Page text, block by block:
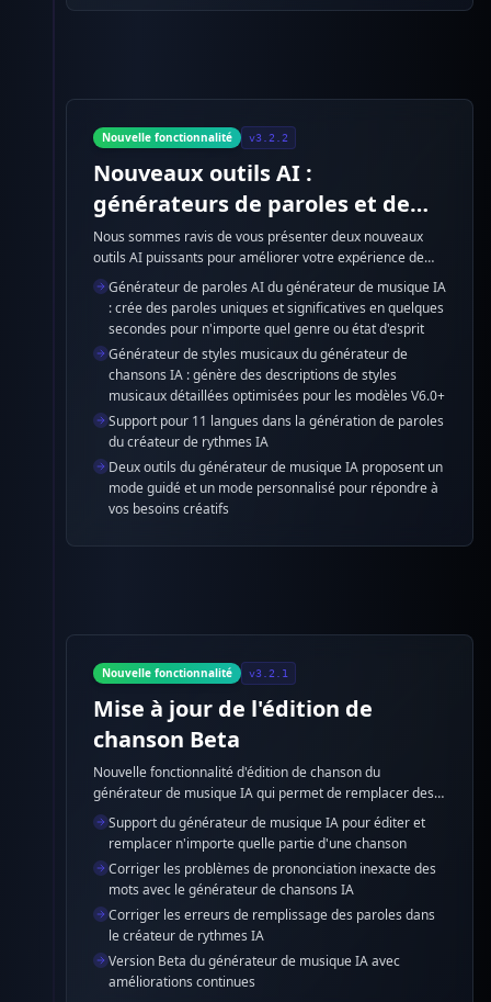
Nouvelle fonctionnalité v3.2.2
Nouveaux outils AI :
générateurs de paroles et de
styles
Nous sommes ravis de vous présenter deux nouveaux
outils AI puissants pour améliorer votre expérience de
création musicale avec le générateur de musique IA. Le
générateur de paroles AI et le générateur de styles
musicaux du générateur de chansons IA sont désormais
disponibles pour vous aider à créer des paroles et des
descriptions de styles musicaux professionnels.
Générateur de paroles AI du générateur de musique IA
: crée des paroles uniques et significatives en quelques
secondes pour n'importe quel genre ou état d'esprit
Générateur de styles musicaux du générateur de
chansons IA : génère des descriptions de styles
musicaux détaillées optimisées pour les modèles V6.0+
Support pour 11 langues dans la génération de paroles
du créateur de rythmes IA
Deux outils du générateur de musique IA proposent un
mode guidé et un mode personnalisé pour répondre à
vos besoins créatifs
Nouvelle fonctionnalité v3.2.1
Mise à jour de l'édition de
chanson Beta
Nouvelle fonctionnalité d'édition de chanson du
générateur de musique IA qui permet de remplacer des
parties spécifiques des chansons, résolvant parfaitement
les erreurs de prononciation et de paroles avec le
générateur de chansons IA.
Support du générateur de musique IA pour éditer et
remplacer n'importe quelle partie d'une chanson
Corriger les problèmes de prononciation inexacte des
mots avec le générateur de chansons IA
Corriger les erreurs de remplissage des paroles dans
le créateur de rythmes IA
Version Beta du générateur de musique IA avec
améliorations continues